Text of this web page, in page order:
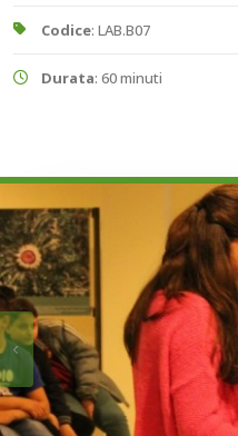
Codice: LAB.B07
Durata: 60 minuti